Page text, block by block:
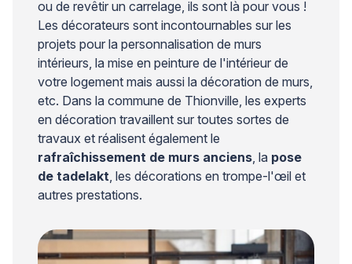
ou de revêtir un carrelage, ils sont là pour vous !
Les décorateurs sont incontournables sur les
projets pour la personnalisation de murs
intérieurs, la mise en peinture de l'intérieur de
votre logement mais aussi la décoration de murs,
etc. Dans la commune de Thionville, les experts
en décoration travaillent sur toutes sortes de
travaux et réalisent également le
rafraîchissement de murs anciens, la pose
de tadelakt, les décorations en trompe-l'œil et
autres prestations.